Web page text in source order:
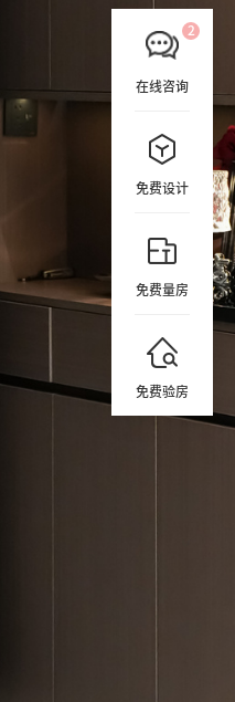
在线咨询
免费设计
免费量房
免费验房